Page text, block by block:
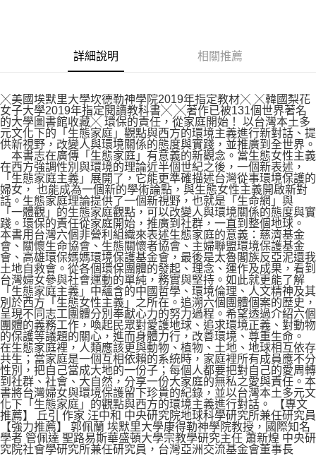
詳細說明 相關推薦
╳美國埃默里大學坎德勒神學院2019年指定教材╳ ╳韓國梨花
女子大學2019年指定閱讀教科書╳ ╳著作已被131個世界著名
的大學圖書館收藏╳ 環保的責任，從家庭開始！ 以台灣本土多
元文化下的「生態家庭」觀點與西方的環境主義進行新對話、提
供新視野，改變人與環境關係的態度與實踐，並推廣到全世界。
本書志在廣傳「生態家庭」有意義的新觀念。當生態女性主義
在西方強調性別與環境的理論近半個世紀之後，一個新表述，
「生態家庭主義」展開了，它能更準確描述台灣從事環境保護的
婦女， 也能成為一個新的學術論點，與生態女性主義開啟新對
話。生態家庭理論提供了一個新視野，也就是「生命網」與
「一體觀」的生態家庭觀點，可以改變人與環境關係的態度與實
踐。環保的責任從家庭開始，推廣到社群，一直到整個地球。
本書用台灣六個非營利組織來表述生態家庭的意義：慈濟基金
會、關懷生命協會、生態關懷者協會、主婦聯盟環境保護基金
會、高雄環保媽媽環境保護基金會，最後是太魯閣族反亞泥還我
土地自救會。從各個環保團體的發起、理念、運作及成果，看到
台灣婦女參與社會運動的單純，務實與堅持。如此就更能了解
「生態家庭主義」中蘊含的中國哲學、環境倫理、人文精神及其
別於西方「生態女性主義」之所在。追溯六個團體個案的歷史，
呈現不同志工團體分別奉獻心力的努力過程。希望透過介紹六個
團體的義務工作，喚起民眾對愛護地球、追求環境正義、對動物
的保護等議題的關心，進而身體力行，改善環境、尊重生命。
在生態家庭裡，人類應該更與動物、植物、土地、地球相互依存
共生；當家庭是一個互相依賴的系統時，家庭裡所有成員應不分
性別，把自己當成大地的一份子；每個人都要把對自己的愛周轉
到社群、社會、大自然，分享一份大家庭的無私之愛與責任。本
書將台灣婦女與環境保護留下珍貴的紀錄，並以台灣本土多元文
化下「生態家庭」的觀點與西方的環境主義進行對話。 【專文
推薦】 丘引 作家 汪中和 中央研究院地球科學研究所兼任研究員
【強力推薦】 郭佩蘭 埃默里大學康得勒神學院教授，國際知名
學者 管佩達 聖路易斯華盛頓大學宗教學研究主任 蕭新煌 中央研
究院社會學研究所兼任研究員，台灣亞洲交流基金會董事長